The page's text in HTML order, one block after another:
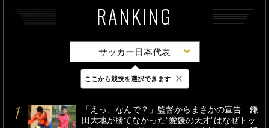
RANKING
サッカー日本代表
最新 24時間 週間
「えっ、なんで？」監督からまさかの宣告…鎌
田大地が勝てなかった“愛媛の天才”はなぜトッ
ここから競技を選択できます ×